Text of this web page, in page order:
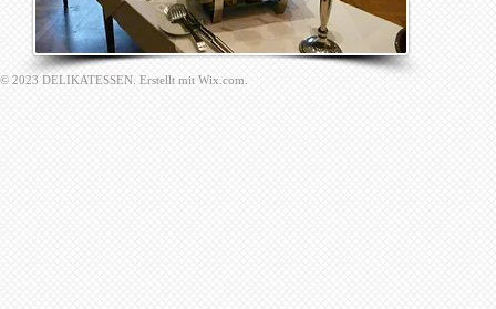
​© 2023 DELIKATESSEN. Erstellt mit Wix.com.